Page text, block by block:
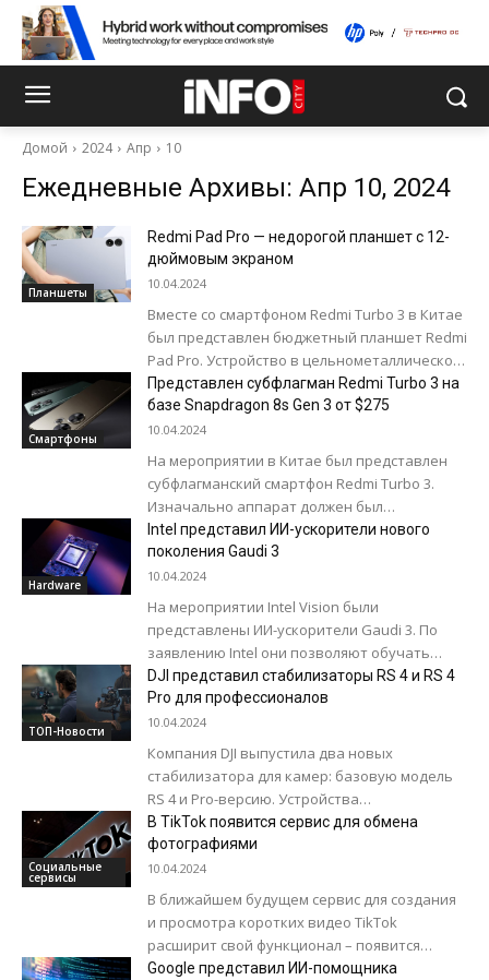
Домой 2024 Апр 10
Ежедневные Архивы: Апр 10, 2024
Планшеты
Redmi Pad Pro — недорогой планшет c 12-
дюймовым экраном
10.04.2024
Вместе со смартфоном Redmi Turbo 3 в Китае
был представлен бюджетный планшет Redmi
Pad Pro. Устройство в цельнометаллическом
корпусе получило 12,1-дюймовый IPS-
дисплей с разрешением...
Смартфоны
Представлен субфлагман Redmi Turbo 3 на
базе Snapdragon 8s Gen 3 от $275
10.04.2024
На мероприятии в Китае был представлен
субфлагманский смартфон Redmi Turbo 3.
Изначально аппарат должен был
называться Redmi Note 13 Turbo, но модель
получилась настолько...
Hardware
Intel представил ИИ-ускорители нового
поколения Gaudi 3
10.04.2024
На мероприятии Intel Vision были
представлены ИИ-ускорители Gaudi 3. По
заявлению Intel они позволяют обучать
нейросети в 1,7 раза быстрее, на 50%
увеличить производительность...
ТОП-Новости
DJI представил стабилизаторы RS 4 и RS 4
Pro для профессионалов
10.04.2024
Компания DJI выпустила два новых
стабилизатора для камер: базовую модель
RS 4 и Pro-версию. Устройства
ориентированы на профессиональную
съемку и получили ряд улучшений по...
Социальные
сервисы
В TikTok появится сервис для обмена
фотографиями
10.04.2024
В ближайшем будущем сервис для создания
и просмотра коротких видео TikTok
расширит свой функционал – появится
возможность обмена фотографиями.
Google представил ИИ-помощника